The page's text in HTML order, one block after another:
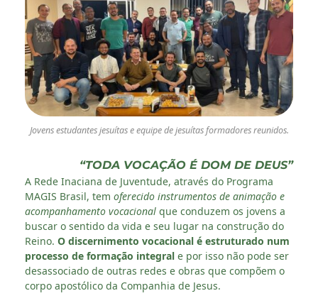
Jovens estudantes jesuítas e equipe de jesuítas formadores reunidos.
“TODA VOCAÇÃO É DOM DE DEUS”
A Rede Inaciana de Juventude, através do Programa
MAGIS Brasil, tem oferecido instrumentos de animação e
acompanhamento vocacional que conduzem os jovens a
buscar o sentido da vida e seu lugar na construção do
Reino. O discernimento vocacional é estruturado num
processo de formação integral e por isso não pode ser
desassociado de outras redes e obras que compõem o
corpo apostólico da Companhia de Jesus.